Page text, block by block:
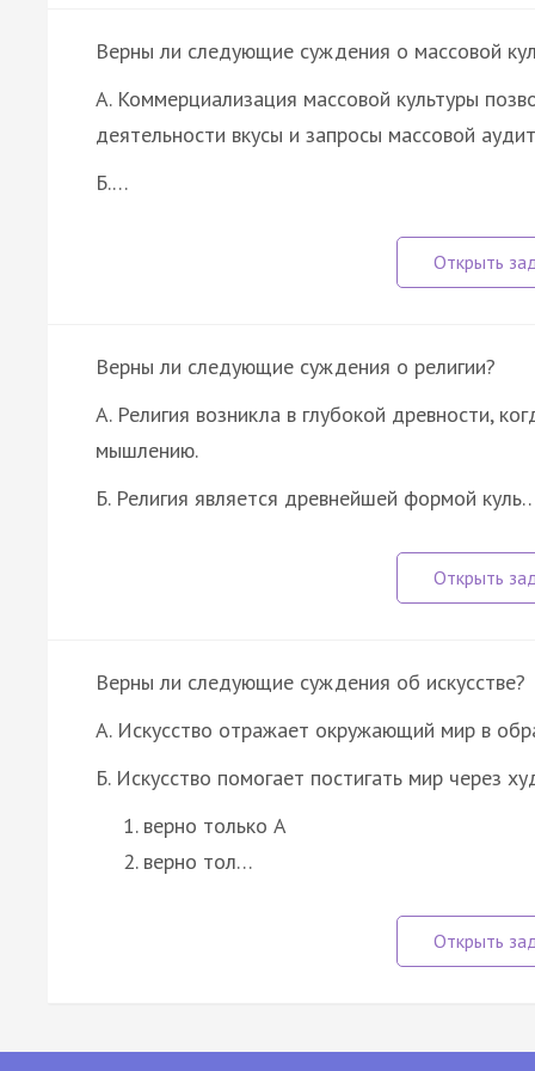
Верны ли следующие суждения о массовой
А. Коммерциализация массовой культуры
деятельности вкусы и запросы массовой
Б.…
Верны ли следующие суждения о религии?
А. Религия возникла в глубокой древности,
мышлению.
Б. Религия является древнейшей формой
Верны ли следующие суждения об искусстве?
А. Искусство отражает окружающий мир в
Б. Искусство помогает постигать мир через
верно только А
верно тол…